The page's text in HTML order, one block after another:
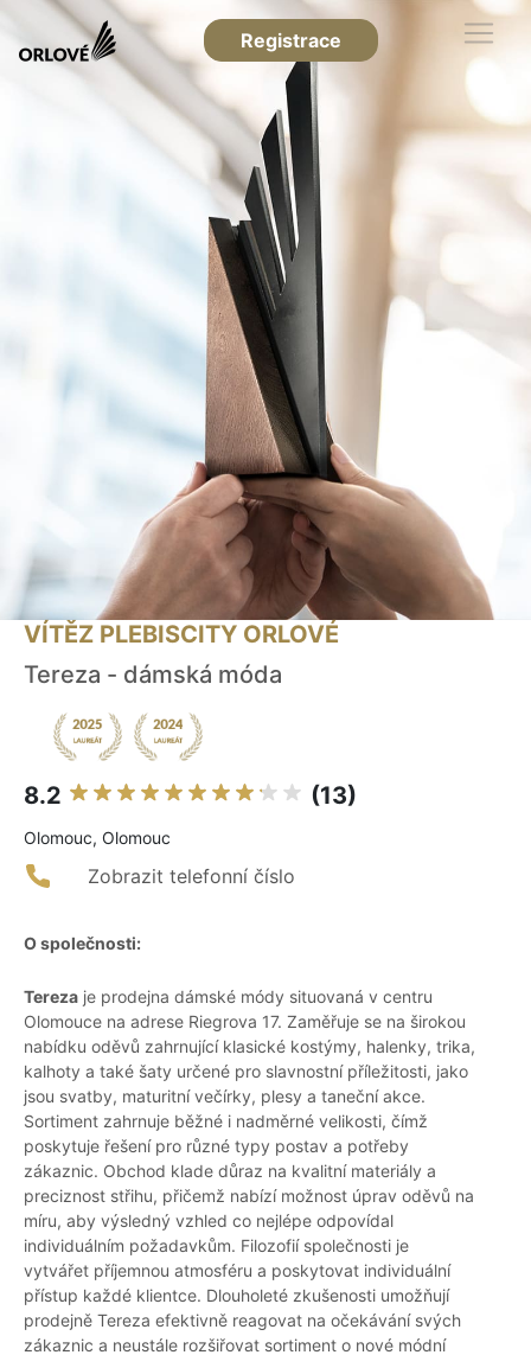
Registrace
VÍTĚZ PLEBISCITY ORLOVÉ
Tereza - dámská móda
8.2 (13)
Olomouc, Olomouc
Zobrazit telefonní číslo
O společnosti:
Tereza je prodejna dámské módy situovaná v centru
Olomouce na adrese Riegrova 17. Zaměřuje se na širokou
nabídku oděvů zahrnující klasické kostýmy, halenky, trika,
kalhoty a také šaty určené pro slavnostní příležitosti, jako
jsou svatby, maturitní večírky, plesy a taneční akce.
Sortiment zahrnuje běžné i nadměrné velikosti, čímž
poskytuje řešení pro různé typy postav a potřeby
zákaznic. Obchod klade důraz na kvalitní materiály a
preciznost střihu, přičemž nabízí možnost úprav oděvů na
míru, aby výsledný vzhled co nejlépe odpovídal
individuálním požadavkům. Filozofií společnosti je
vytvářet příjemnou atmosféru a poskytovat individuální
přístup každé klientce. Dlouholeté zkušenosti umožňují
prodejně Tereza efektivně reagovat na očekávání svých
zákaznic a neustále rozšiřovat sortiment o nové módní